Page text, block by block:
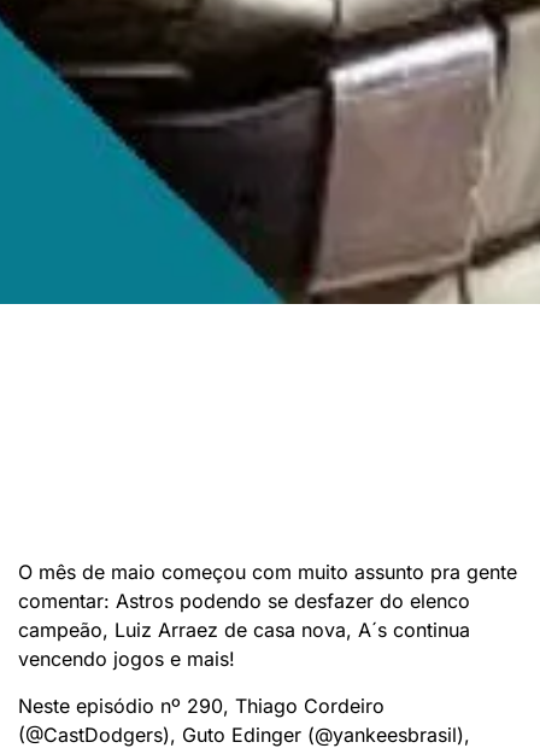
O mês de maio começou com muito assunto pra gente
comentar: Astros podendo se desfazer do elenco
campeão, Luiz Arraez de casa nova, A´s continua
vencendo jogos e mais!
Neste episódio nº 290, Thiago Cordeiro
(@CastDodgers), Guto Edinger (@yankeesbrasil),